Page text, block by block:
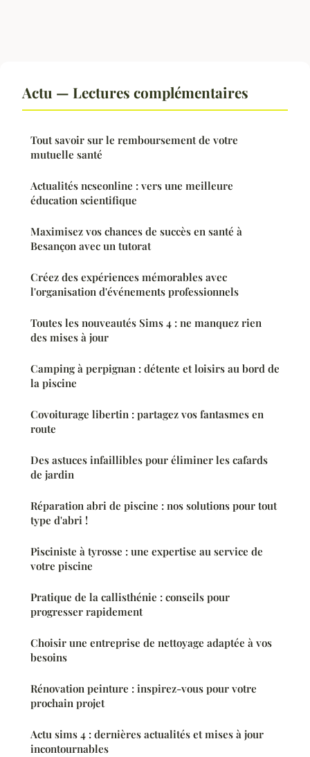
Actu — Lectures complémentaires
Tout savoir sur le remboursement de votre
mutuelle santé
Actualités ncseonline : vers une meilleure
éducation scientifique
Maximisez vos chances de succès en santé à
Besançon avec un tutorat
Créez des expériences mémorables avec
l'organisation d'événements professionnels
Toutes les nouveautés Sims 4 : ne manquez rien
des mises à jour
Camping à perpignan : détente et loisirs au bord de
la piscine
Covoiturage libertin : partagez vos fantasmes en
route
Des astuces infaillibles pour éliminer les cafards
de jardin
Réparation abri de piscine : nos solutions pour tout
type d'abri !
Pisciniste à tyrosse : une expertise au service de
votre piscine
Pratique de la callisthénie : conseils pour
progresser rapidement
Choisir une entreprise de nettoyage adaptée à vos
besoins
Rénovation peinture : inspirez-vous pour votre
prochain projet
Actu sims 4 : dernières actualités et mises à jour
incontournables